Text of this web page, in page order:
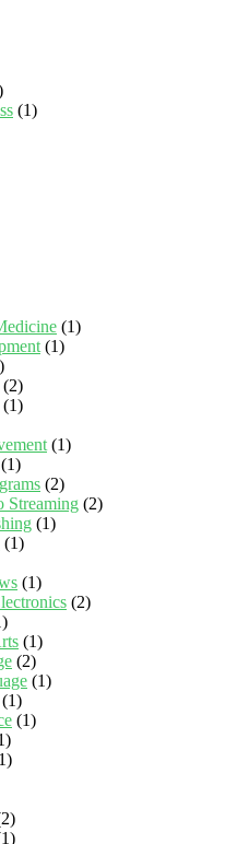
(1)
(1)
(1)
(2)
(1)
(1)
(1)
(2)
Streaming (2)
(1)
(1)
(1)
(2)
(1)
(2)
(1)
(1)
(1)